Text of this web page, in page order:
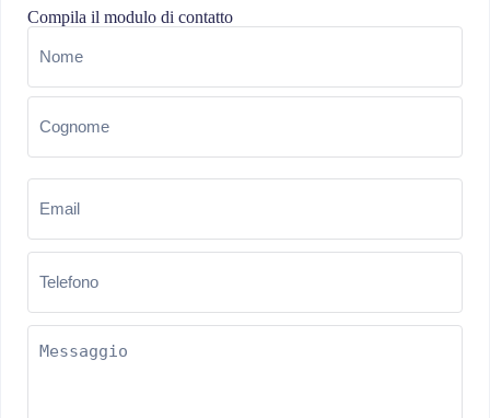
Compila il modulo di contatto
Nome
Email
Telefono
Messaggio